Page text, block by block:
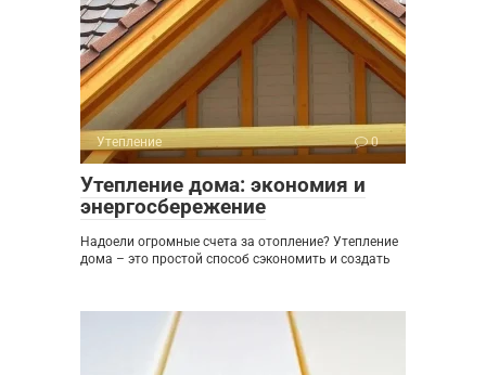
Утепление 0
Утепление дома: экономия и
энергосбережение
Надоели огромные счета за отопление? Утепление
дома – это простой способ сэкономить и создать